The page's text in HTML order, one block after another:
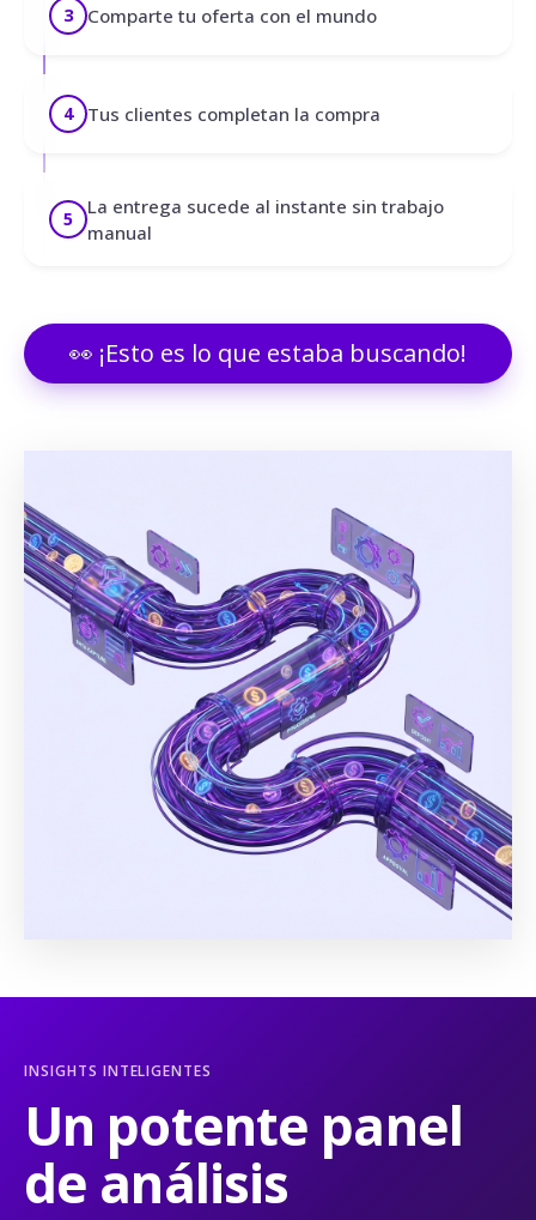
3 Comparte tu oferta con el mundo
4 Tus clientes completan la compra
5
La entrega sucede al instante sin trabajo
manual
👀 ¡Esto es lo que estaba buscando!
INSIGHTS INTELIGENTES
Un potente panel
de análisis